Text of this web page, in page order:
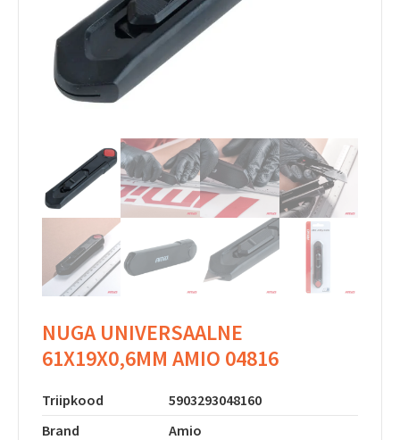
NUGA UNIVERSAALNE
61X19X0,6MM AMIO 04816
Triipkood
5903293048160
Brand
Amio